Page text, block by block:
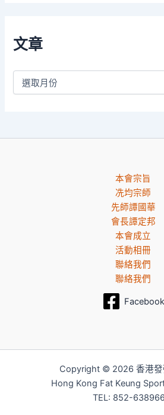
文章
本會宗旨
冼均宗師
先師譚國華
會長譚定邦
本會成立
活動相冊
聯絡我們
聯絡我們
Facebook
Copyright © 2026 香港發
Hong Kong Fat Keung
TEL: 852-